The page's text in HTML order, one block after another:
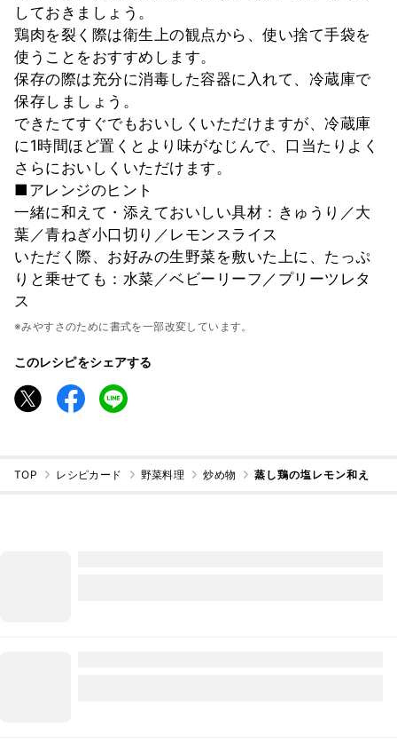
しておきましょう。
鶏肉を裂く際は衛生上の観点から、使い捨て手袋を
使うことをおすすめします。
保存の際は充分に消毒した容器に入れて、冷蔵庫で
保存しましょう。
できたてすぐでもおいしくいただけますが、冷蔵庫
に1時間ほど置くとより味がなじんで、口当たりよく
さらにおいしくいただけます。
■アレンジのヒント
一緒に和えて・添えておいしい具材：きゅうり／大
葉／青ねぎ小口切り／レモンスライス
いただく際、お好みの生野菜を敷いた上に、たっぷ
りと乗せても：水菜／ベビーリーフ／プリーツレタ
ス
※みやすさのために書式を一部改変しています。
このレシピをシェアする
TOP レシピカード 野菜料理 炒め物 蒸し鶏の塩レモン和え